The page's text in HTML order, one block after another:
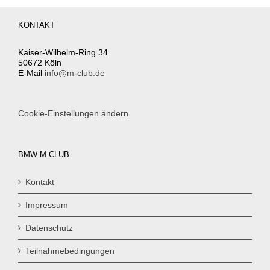
KONTAKT
Kaiser-Wilhelm-Ring 34
50672 Köln
E-Mail info@m-club.de
Cookie-Einstellungen ändern
BMW M CLUB
Kontakt
Impressum
Datenschutz
Teilnahmebedingungen